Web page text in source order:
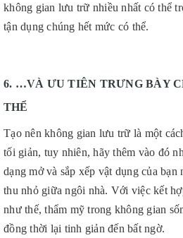
không gian lưu trữ nhiều nhất có thể
tận dụng chúng hết mức có thể.
6. …VÀ ƯU TIÊN TRƯNG BÀY
THỂ
Tạo nên không gian lưu trữ là một
tối giản, tuy nhiên, hãy thêm vào đó
dạng mở và sắp xếp vật dụng của
thu nhỏ giữa ngôi nhà. Với việc kết
như thế, thẩm mỹ trong không gian
đồng thời lại tinh giản đến bất ngờ.